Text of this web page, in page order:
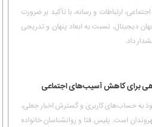
ارتباطات و رسانه، با تأکید بر ضرورت
دیجیتال، نسبت به ابعاد پنهان و تدریجی
داد.
برای کاهش آسیب‌های اجتماعی
به حساب‌های کاربری و گسترش اخبار جعلی،
است. پلیس فتا و روانشناسان خانواده